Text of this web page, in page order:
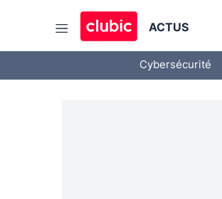
ACTUS
Cybersécurité